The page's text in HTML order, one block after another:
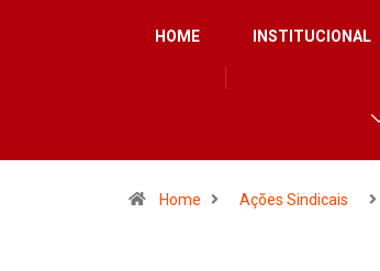
HOME INSTITUCIONAL
Home Ações Sindicais